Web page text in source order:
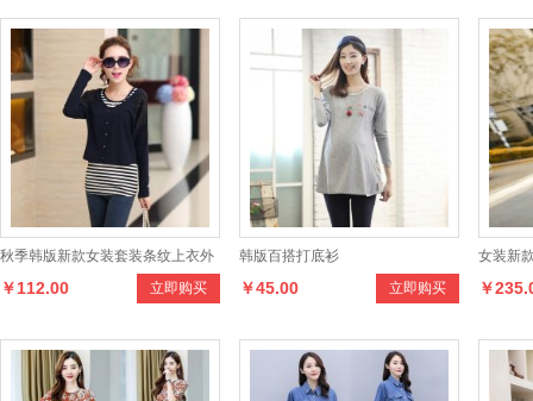
秋季韩版新款女装套装条纹上衣外
套两件套 立即购买
￥112.00
韩版百搭打底衫
立即购买
￥45.00
女装新
花边连
￥